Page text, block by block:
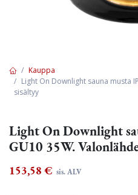
Kauppa
Light On Downlight sauna musta
sisältyy
Light On Downlight
GU10 35W.
153,58 € sis. ALV